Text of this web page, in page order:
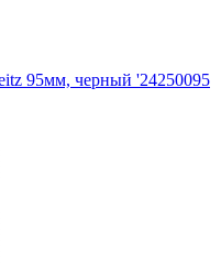
95мм, черный '24250095